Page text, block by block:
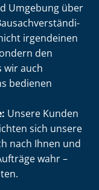
Umgebung über
irgendeinen
den
wir auch
bedienen
Unsere Kunden
sich unsere
nach Ihnen und
wahr –